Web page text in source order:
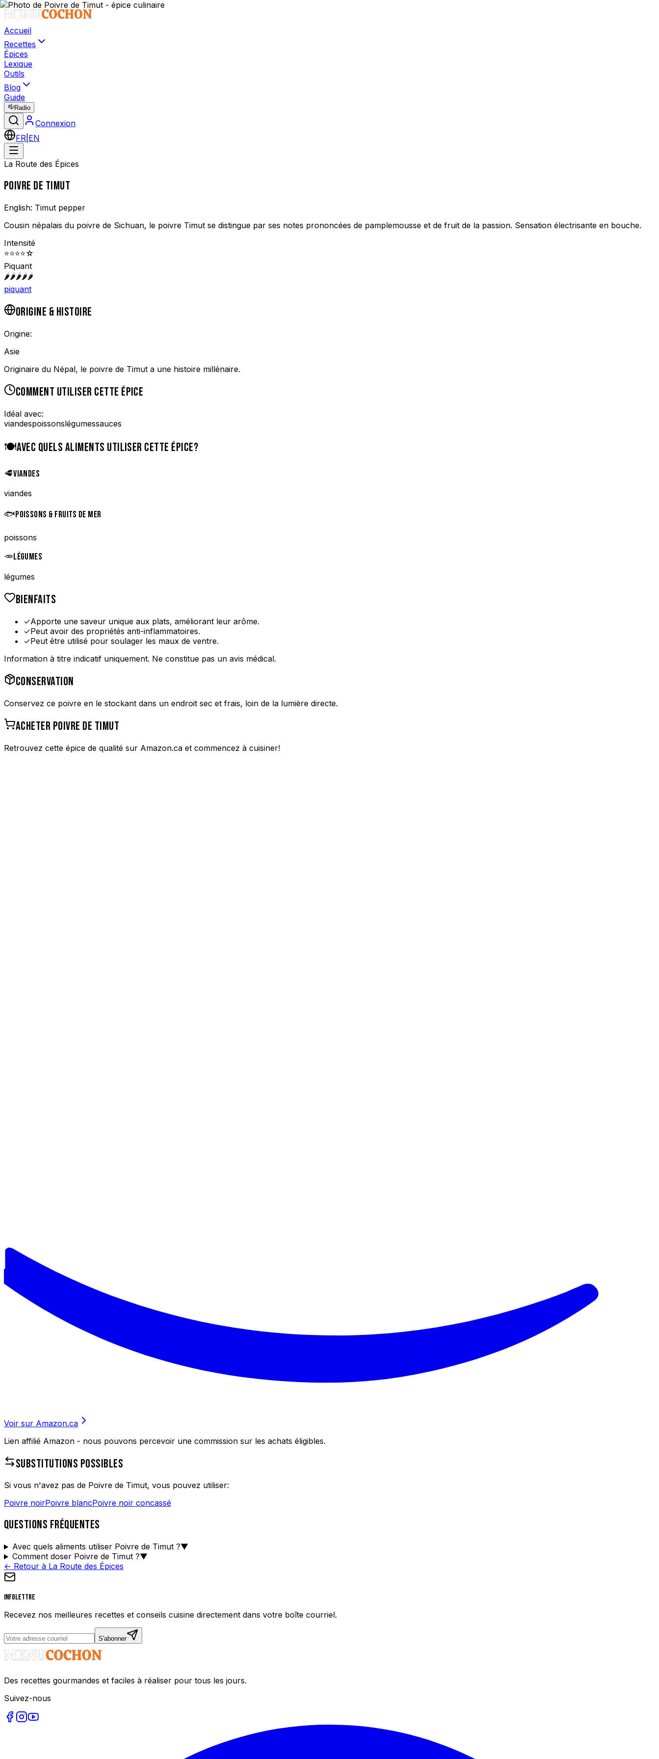
Accueil
Recettes
Épices
Lexique
Outils
Blog
Guide
Radio
Connexion
FR EN
La Route des Épices
POIVRE DE TIMUT
English: Timut pepper
Cousin népalais du poivre de Sichuan, le poivre Timut se distingue par ses notes prononcées de pamplemousse et de fruit de la passion. Sensation électrisante en bouche.
Intensité
⭐⭐⭐⭐☆
Piquant
🌶️🌶️🌶️🌶️🌶️
piquant
ORIGINE & HISTOIRE
Origine:
Asie
Originaire du Népal, le poivre de Timut a une histoire millénaire.
COMMENT UTILISER CETTE ÉPICE
Idéal avec:
viandespoissonslégumessauces
🍽️AVEC QUELS ALIMENTS UTILISER CETTE ÉPICE?
🥩VIANDES
viandes
🐟POISSONS & FRUITS DE MER
poissons
🥕LÉGUMES
légumes
BIENFAITS
✓Apporte une saveur unique aux plats, améliorant leur arôme.
✓Peut avoir des propriétés anti-inflammatoires.
✓Peut être utilisé pour soulager les maux de ventre.
Information à titre indicatif uniquement. Ne constitue pas un avis médical.
CONSERVATION
Conservez ce poivre en le stockant dans un endroit sec et frais, loin de la lumière directe.
ACHETER POIVRE DE TIMUT
Retrouvez cette épice de qualité sur Amazon.ca et commencez à cuisiner!
Voir sur Amazon.ca
Lien affilié Amazon - nous pouvons percevoir une commission sur les achats éligibles.
SUBSTITUTIONS POSSIBLES
Si vous n'avez pas de Poivre de Timut, vous pouvez utiliser:
Poivre noirPoivre blancPoivre noir concassé
QUESTIONS FRÉQUENTES
Avec quels aliments utiliser Poivre de Timut ?▼
Comment doser Poivre de Timut ?▼
← Retour à La Route des Épices
Infolettre
Recevez nos meilleures recettes et conseils cuisine directement dans votre boîte courriel.
S'abonner
Des recettes gourmandes et faciles à réaliser pour tous les jours.
Suivez-nous